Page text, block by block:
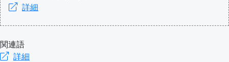
詳細
関連語
詳細